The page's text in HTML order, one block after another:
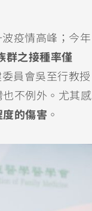
疫情高峰；今年
群之接種率僅
員會吳至行教授
不例外。尤其感
的傷害 。